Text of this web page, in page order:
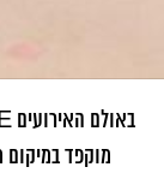
מוקפד במיקום